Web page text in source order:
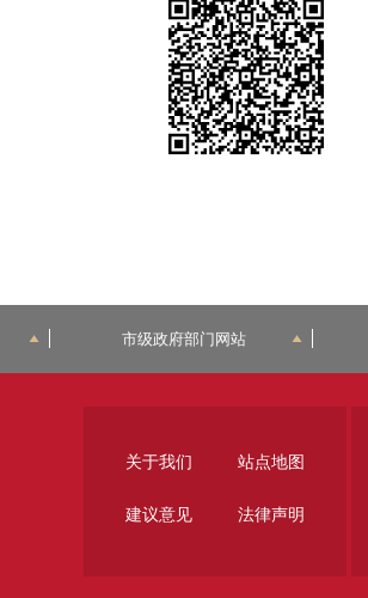
市级政府部门网站
关于我们 站点地图
建议意见 法律声明